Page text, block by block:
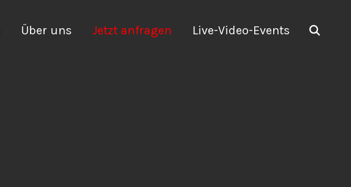
Über uns Jetzt anfragen Live-Video-Events